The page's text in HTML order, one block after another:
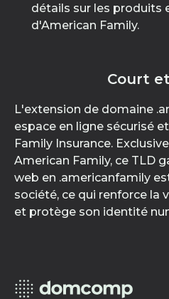
détails sur les produits
d'American Family.
Court
L'extension de domaine
espace en ligne sécurisé
Family Insurance.
American Family, ce TLD
web en .americanfamily
société, ce qui renforce la
et protège son identité